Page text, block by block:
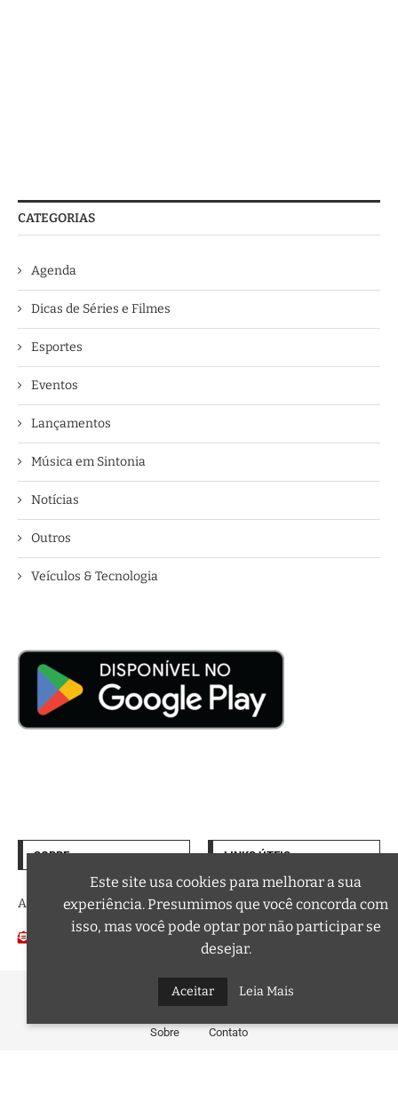
CATEGORIAS
Agenda
Dicas de Séries e Filmes
Esportes
Eventos
Lançamentos
Música em Sintonia
Notícias
Outros
Veículos & Tecnologia
SOBRE
A trilha sonora da sua vida
Email:
LINKS ÚTEIS
Termos de Uso
Política de Privacidade
Podcasts
@2026 – Todos os Direitos Reservados a Curta FM
Sobre Contato
Este site usa cookies para melhorar a sua
experiência. Presumimos que você concorda com
isso, mas você pode optar por não participar se
desejar.
Aceitar Leia Mais